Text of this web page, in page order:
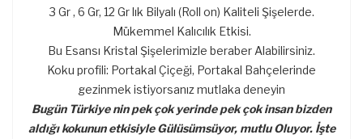
3 Gr , 6 Gr, 12 Gr lık Bilyalı (Roll on) Kaliteli Şişelerde.
Mükemmel Kalıcılık Etkisi.
Bu Esansı Kristal Şişelerimizle beraber Alabilirsiniz.
Koku profili: Portakal Çiçeği, Portakal Bahçelerinde
gezinmek istiyorsanız mutlaka deneyin
Bugün Türkiye nin pek çok yerinde pek çok insan bizden
aldığı kokunun etkisiyle Gülüsümsüyor, mutlu Oluyor. İşte